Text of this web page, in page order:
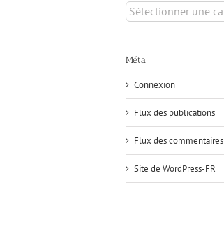
La
vie
Méta
Connexion
Flux des publications
Flux des commentaires
Site de WordPress-FR